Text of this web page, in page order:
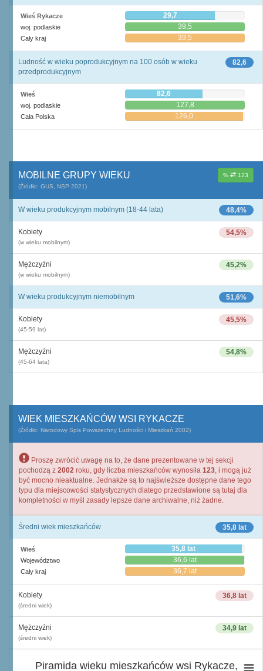
Wieś Rykacze 29,7
woj. podlaskie 39,5
Cały kraj 39,5
82,6
Ludność w wieku poprodukcyjnym na 100 osób w wieku
przedprodukcyjnym
Wieś 82,6
woj. podlaskie 127,8
Cała Polska 126,0
% 123
MOBILNE GRUPY WIEKU
(Źródło: GUS, NSP 2021)
48,4%
W wieku produkcyjnym mobilnym (18-44 lata)
54,5%
Kobiety
(w wieku mobilnym)
45,2%
Mężczyźni
(w wieku mobilnym)
51,6%
W wieku produkcyjnym niemobilnym
45,5%
Kobiety
(45-59 lat)
54,8%
Mężczyźni
(45-64 lata)
WIEK MIESZKAŃCÓW WSI RYKACZE
(Źródło: Narodowy Spis Powszechny Ludności i Mieszkań 2002)
Proszę zwrócić uwagę na to, że dane prezentowane w tej sekcji
pochodzą z 2002 roku, gdy liczba mieszkańców wynosiła 123, i mogą już
być mocno nieaktualne. Jednakże są to najświeższe dostępne dane tego
typu dla miejscowości statystycznych dlatego przedstawione są tutaj dla
kompletności w myśl zasady lepsze dane archiwalne, niż żadne.
35,8 lat
Średni wiek mieszkańców
Wieś 35,8 lat
Województwo 36,6 lat
Cały kraj 36,7 lat
36,8 lat
Kobiety
(średni wiek)
34,9 lat
Mężczyźni
(średni wiek)
Piramida wieku mieszkańców wsi Rykacze,